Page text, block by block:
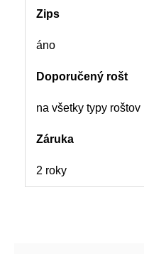
Zips
áno
Doporučený rošt
na všetky typy roštov
Záruka
2 roky